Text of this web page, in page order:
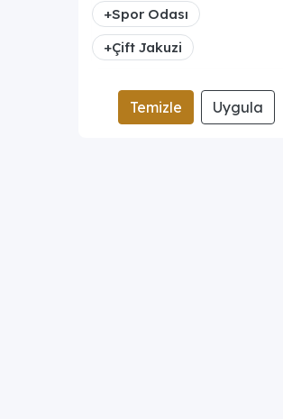
+Spor Odası
+Çift Jakuzi
Temizle Uygula